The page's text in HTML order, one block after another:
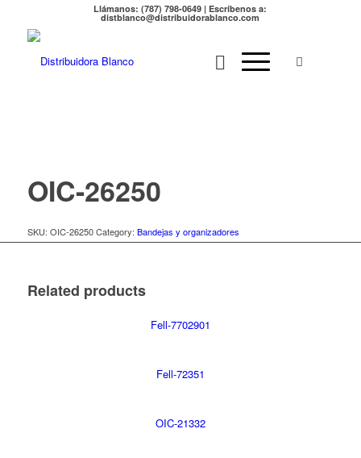
Llámanos: (787) 798-0649 | Escríbenos a:
distblanco@distribuidorablanco.com
OIC-26250
SKU: OIC-26250 Category: Bandejas y organizadores
Related products
Fell-7702901
Fell-72351
OIC-21332